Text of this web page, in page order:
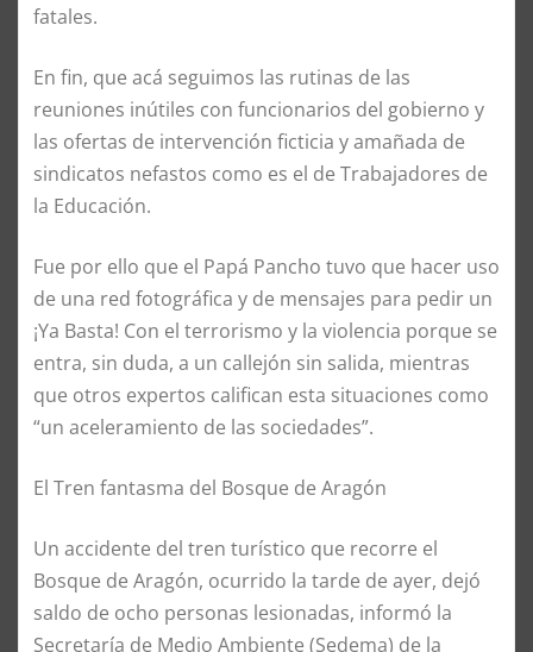
fatales.
En fin, que acá seguimos las rutinas de las
reuniones inútiles con funcionarios del gobierno y
las ofertas de intervención ficticia y amañada de
sindicatos nefastos como es el de Trabajadores de
la Educación.
Fue por ello que el Papá Pancho tuvo que hacer uso
de una red fotográfica y de mensajes para pedir un
¡Ya Basta! Con el terrorismo y la violencia porque se
entra, sin duda, a un callejón sin salida, mientras
que otros expertos califican esta situaciones como
“un aceleramiento de las sociedades”.
El Tren fantasma del Bosque de Aragón
Un accidente del tren turístico que recorre el
Bosque de Aragón, ocurrido la tarde de ayer, dejó
saldo de ocho personas lesionadas, informó la
Secretaría de Medio Ambiente (Sedema) de la